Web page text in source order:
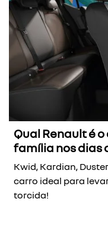
Qual Renault é
família nos dias
Kwid, Kardian,
carro ideal para
torcida!